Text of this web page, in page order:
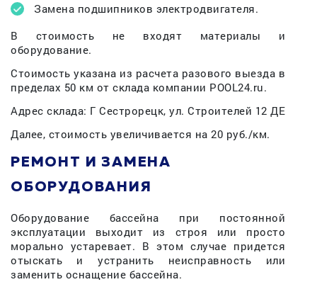
Замена подшипников электродвигателя.
В стоимость не входят материалы и
оборудование.
Стоимость указана из расчета разового выезда в
пределах 50 км от склада компании POOL24.ru.
Адрес склада: Г Сестрорецк, ул. Строителей 12 ДЕ
Далее, стоимость увеличивается на 20 руб./км.
РЕМОНТ И ЗАМЕНА
ОБОРУДОВАНИЯ
Оборудование бассейна при постоянной
эксплуатации выходит из строя или просто
морально устаревает. В этом случае придется
отыскать и устранить неисправность или
заменить оснащение бассейна.